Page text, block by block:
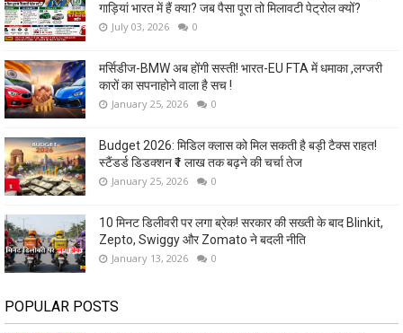
गाड़ियां भारत में हैं क्या? जब पैसा पूरा तो मिलावटी पेट्रोल क्यों?
July 03, 2026 0
मर्सिडीज-BMW अब होंगी सस्ती! भारत-EU FTA में धमाका ,लग्जरी
कारों का सपनाहोने वाला है सच !
January 25, 2026 0
Budget 2026: मिडिल क्लास को मिल सकती है बड़ी टैक्स राहत!
स्टैंडर्ड डिडक्शन ₹1 लाख तक बढ़ने की चर्चा तेज
January 25, 2026 0
10 मिनट डिलीवरी पर लगा ब्रेक! सरकार की सख्ती के बाद Blinkit,
Zepto, Swiggy और Zomato ने बदली नीति
January 13, 2026 0
POPULAR POSTS